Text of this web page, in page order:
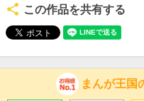
この作品を共有する
まんが王国